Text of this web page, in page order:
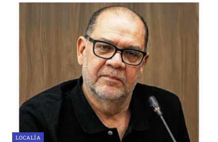
LOCALÍA